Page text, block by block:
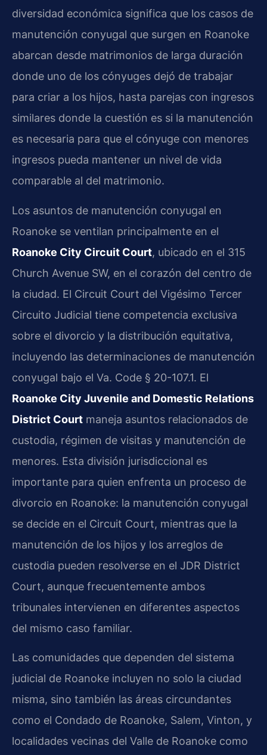
diversidad económica significa que los casos de
manutención conyugal que surgen en Roanoke
abarcan desde matrimonios de larga duración
donde uno de los cónyuges dejó de trabajar
para criar a los hijos, hasta parejas con ingresos
similares donde la cuestión es si la manutención
es necesaria para que el cónyuge con menores
ingresos pueda mantener un nivel de vida
comparable al del matrimonio.
Los asuntos de manutención conyugal en
Roanoke se ventilan principalmente en el
Roanoke City Circuit Court, ubicado en el 315
Church Avenue SW, en el corazón del centro de
la ciudad. El Circuit Court del Vigésimo Tercer
Circuito Judicial tiene competencia exclusiva
sobre el divorcio y la distribución equitativa,
incluyendo las determinaciones de manutención
conyugal bajo el Va. Code § 20-107.1. El
Roanoke City Juvenile and Domestic Relations
District Court maneja asuntos relacionados de
custodia, régimen de visitas y manutención de
menores. Esta división jurisdiccional es
importante para quien enfrenta un proceso de
divorcio en Roanoke: la manutención conyugal
se decide en el Circuit Court, mientras que la
manutención de los hijos y los arreglos de
custodia pueden resolverse en el JDR District
Court, aunque frecuentemente ambos
tribunales intervienen en diferentes aspectos
del mismo caso familiar.
Las comunidades que dependen del sistema
judicial de Roanoke incluyen no solo la ciudad
misma, sino también las áreas circundantes
como el Condado de Roanoke, Salem, Vinton, y
localidades vecinas del Valle de Roanoke como